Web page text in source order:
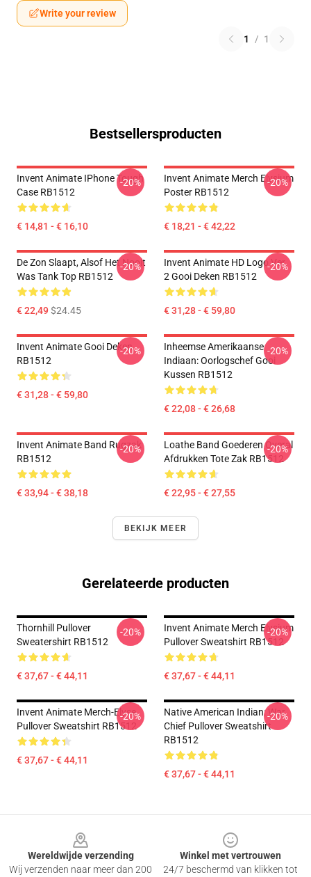
Write your review
1 / 1
Bestsellersproducten
Invent Animate IPhone Tough
Case RB1512
€ 14,81 - € 16,10
-20%
Invent Animate Merch Elysium
Poster RB1512
€ 18,21 - € 42,22
-20%
De Zon Slaapt, Alsof Het Nooit
Was Tank Top RB1512
€ 22,49$24.45
-20%
Invent Animate HD Logo Ver.
2 Gooi Deken RB1512
€ 31,28 - € 59,80
-20%
Invent Animate Gooi Deken
RB1512
€ 31,28 - € 59,80
-20%
Inheemse Amerikaanse
Indiaan: Oorlogschef Gooi
Kussen RB1512
€ 22,08 - € 26,68
-20%
Invent Animate Band Rugzak
RB1512
€ 33,94 - € 38,18
-20%
Loathe Band Goederen Overal
Afdrukken Tote Zak RB1512
€ 22,95 - € 27,55
-20%
BEKIJK MEER
Gerelateerde producten
Thornhill Pullover
Sweatershirt RB1512
€ 37,67 - € 44,11
-20%
Invent Animate Merch Elysium
Pullover Sweatshirt RB1512
€ 37,67 - € 44,11
-20%
Invent Animate Merch-Elyse
Pullover Sweatshirt RB1512
€ 37,67 - € 44,11
-20%
Native American Indian: War
Chief Pullover Sweatshirt
RB1512
€ 37,67 - € 44,11
-20%
Wereldwijde verzending
Wij verzenden naar meer dan 200
Winkel met vertrouwen
24/7 beschermd van klikken tot